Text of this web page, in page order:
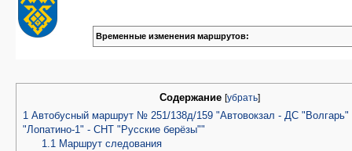
Временные изменения маршрутов:
Содержание [убрать]
1 Автобусный маршрут № 251/138д/159 "Автовокзал - ДС
"Лопатино-1" - СНТ "Русские берёзы""
1.1 Маршрут следования